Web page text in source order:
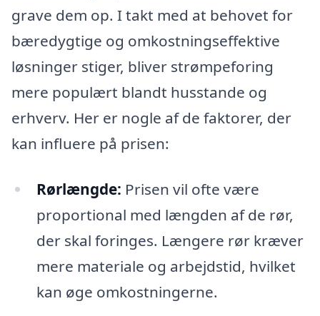
grave dem op. I takt med at behovet for
bæredygtige og omkostningseffektive
løsninger stiger, bliver strømpeforing
mere populært blandt husstande og
erhverv. Her er nogle af de faktorer, der
kan influere på prisen:
Rørlængde: Prisen vil ofte være
proportional med længden af de rør,
der skal foringes. Længere rør kræver
mere materiale og arbejdstid, hvilket
kan øge omkostningerne.